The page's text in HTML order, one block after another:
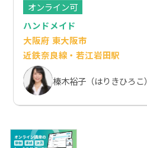
オンライン可
ハンドメイド
大阪府 東大阪市
近鉄奈良線・若江岩田駅
榛木裕子（はりきひろこ）